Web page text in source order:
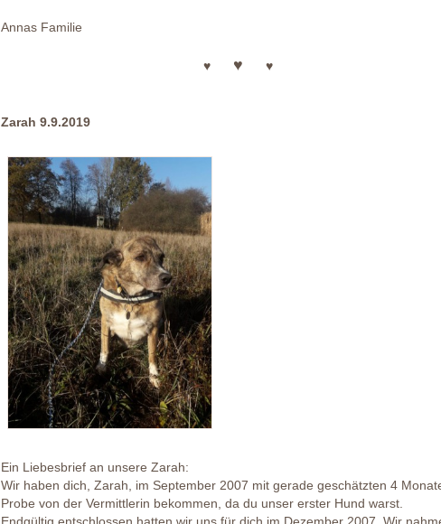
Annas Familie
♥ ♥ ♥
Zarah 9.9.2019
Ein Liebesbrief an unsere Zarah:
Wir haben dich, Zarah, im September 2007 mit gerade geschätzten 4
Probe von der Vermittlerin bekommen, da du unser erster Hund warst.